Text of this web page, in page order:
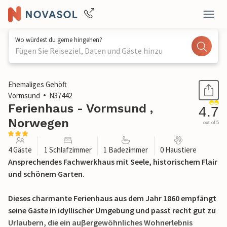
Wo würdest du gerne hingehen?
Fügen Sie Reiseziel, Daten und Gäste hinzu
1 / 19
Ehemaliges Gehöft
Vormsund
N37442
Ferienhaus - Vormsund ,
Norwegen
4.7
out of 5
4 Gäste 1 Schlafzimmer 1 Badezimmer 0 Haustiere
Ansprechendes Fachwerkhaus mit Seele, historischem Flair
und schönem Garten.
Dieses charmante Ferienhaus aus dem Jahr 1860 empfängt
seine Gäste in idyllischer Umgebung und passt recht gut zu
Urlaubern, die ein auβergewöhnliches Wohnerlebnis